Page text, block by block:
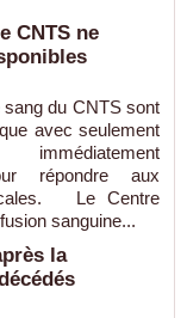
CNTS ne
du CNTS sont
avec seulement
répondre aux
Le Centre
sanguine...
la